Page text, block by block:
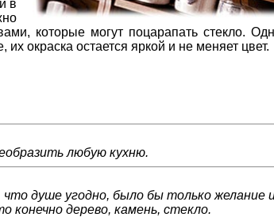
в
которые могут поцарапать стекло.
окраска остается яркой и не меняет цвет.
любую кухню.
душе угодно, было бы только желание
дерево, камень, стекло.